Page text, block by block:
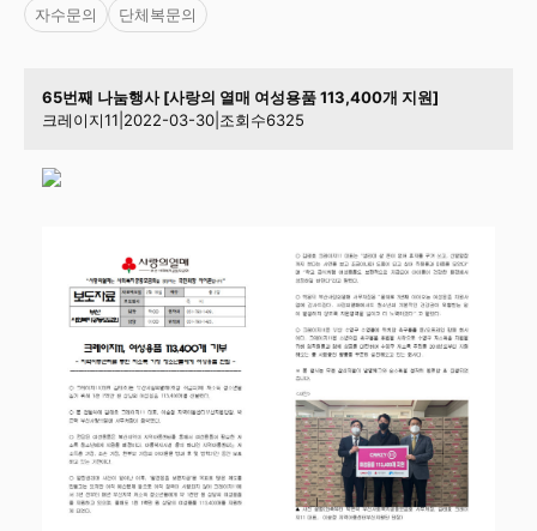
자수문의
단체복문의
65번째 나눔행사 [사랑의 열매 여성용품 113,400개 지원]
크레이지11 2022-03-30 조회수6325